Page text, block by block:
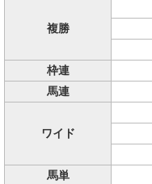
複勝
枠連
馬連
ワイド
馬単